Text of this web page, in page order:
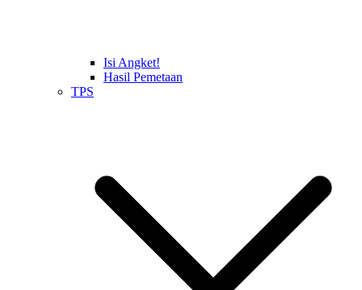
Isi Angket!
Hasil Pemetaan
TPS